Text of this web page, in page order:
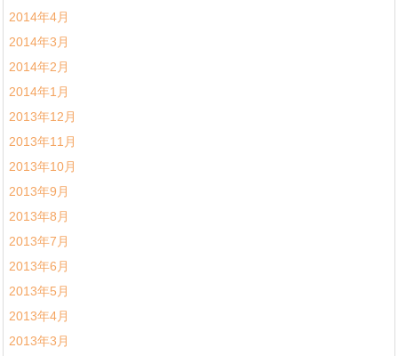
2014年4月
2014年3月
2014年2月
2014年1月
2013年12月
2013年11月
2013年10月
2013年9月
2013年8月
2013年7月
2013年6月
2013年5月
2013年4月
2013年3月